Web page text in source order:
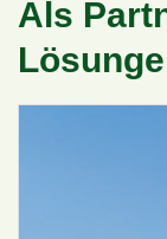
Als